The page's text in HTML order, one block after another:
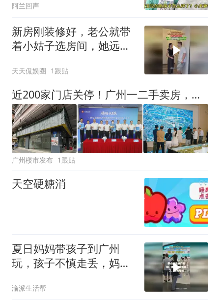
阿兰回声
新房刚装修好，老公就带
着小姑子选房间，她远了
天天侃娱圈 1跟贴
近200家门店关停！广州一二手卖房，没那么依赖中介了
广州楼市发布 1跟贴
天空硬糖消
夏日妈妈带孩子到广州
玩，孩子不慎走丢，妈妈
渝派生活帮